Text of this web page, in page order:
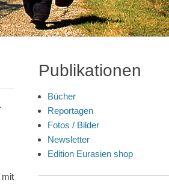
mit
Publikationen
Bücher
Reportagen
Fotos / Bilder
Newsletter
Edition Eurasien shop